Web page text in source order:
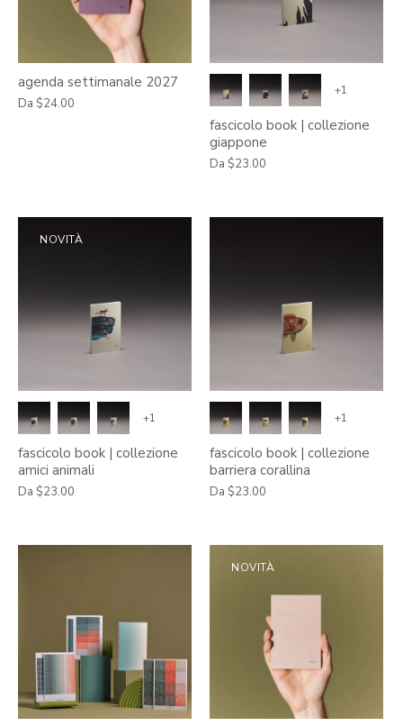
agenda settimanale 2027
Da $24.00
+1
fascicolo book | collezione
giappone
Da $23.00
NOVITÀ
+1
fascicolo book | collezione
amici animali
Da $23.00
+1
fascicolo book | collezione
barriera corallina
Da $23.00
NOVITÀ